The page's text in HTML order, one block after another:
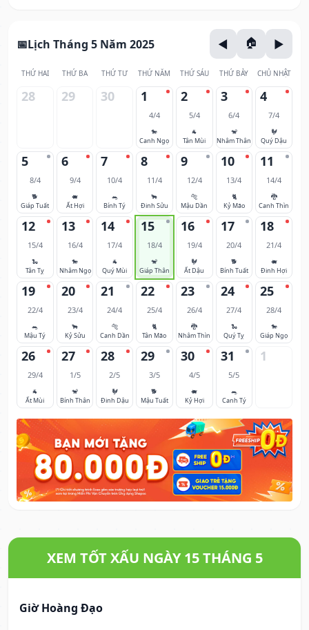
Lịch Tháng 5 Năm 2025
THỨ HAI THỨ BA THỨ TƯ THỨ NĂM THỨ SÁU THỨ BẢY CHỦ NHẬT
28 29 30 1
4/4
🐎
Canh Ngọ
2
5/4
🐐
Tân Mùi
3
6/4
🐒
Nhâm Thân
4
7/4
🐓
Quý Dậu
5
8/4
🐕
Giáp Tuất
6
9/4
🐖
Ất Hợi
7
10/4
🐀
Bính Tý
8
11/4
🐂
Đinh Sửu
9
12/4
🐅
Mậu Dần
10
13/4
🐈
Kỷ Mão
11
14/4
🐉
Canh Thìn
12
15/4
🐍
Tân Tỵ
13
16/4
🐎
Nhâm Ngọ
14
17/4
🐐
Quý Mùi
15
18/4
🐒
Giáp Thân
16
19/4
🐓
Ất Dậu
17
20/4
🐕
Bính Tuất
18
21/4
🐖
Đinh Hợi
19
22/4
🐀
Mậu Tý
20
23/4
🐂
Kỷ Sửu
21
24/4
🐅
Canh Dần
22
25/4
🐈
Tân Mão
23
26/4
🐉
Nhâm Thìn
24
27/4
🐍
Quý Tỵ
25
28/4
🐎
Giáp Ngọ
26
29/4
🐐
Ất Mùi
27
1/5
🐒
Bính Thân
28
2/5
🐓
Đinh Dậu
29
3/5
🐕
Mậu Tuất
30
4/5
🐖
Kỷ Hợi
31
5/5
🐀
Canh Tý
1
XEM TỐT XẤU NGÀY 15 THÁNG 5
Giờ Hoàng Đạo